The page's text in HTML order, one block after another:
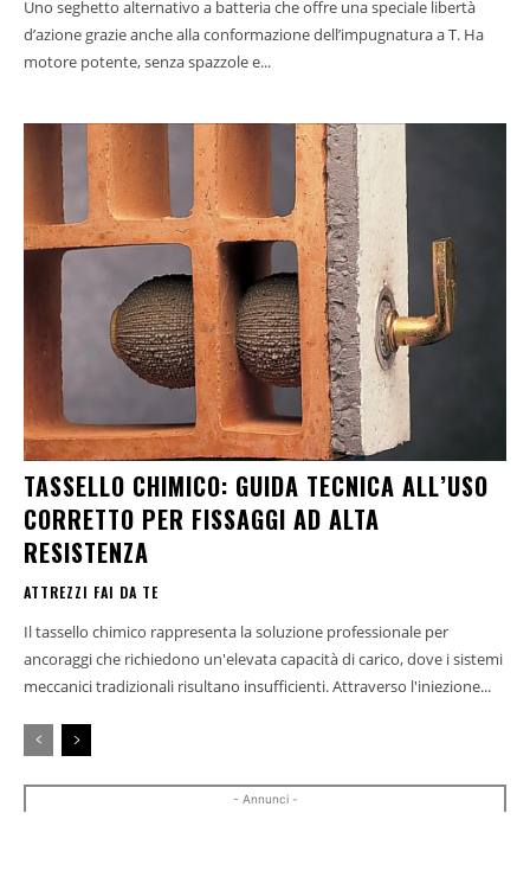
Uno seghetto alternativo a batteria che offre una speciale libertà
d’azione grazie anche alla conformazione dell’impugnatura a T. Ha
motore potente, senza spazzole e...
TASSELLO CHIMICO: GUIDA TECNICA ALL’USO
CORRETTO PER FISSAGGI AD ALTA
RESISTENZA
ATTREZZI FAI DA TE
Il tassello chimico rappresenta la soluzione professionale per
ancoraggi che richiedono un'elevata capacità di carico, dove i sistemi
meccanici tradizionali risultano insufficienti. Attraverso l'iniezione...
- Annunci -